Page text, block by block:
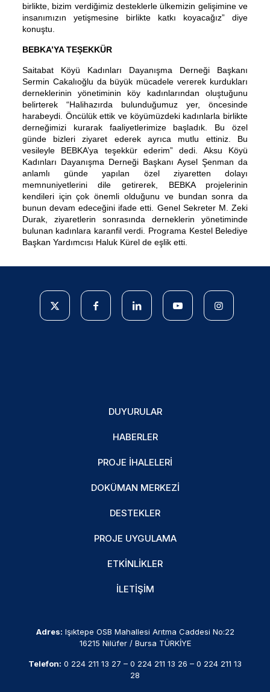
birlikte, bizim verdiğimiz desteklerle ülkemizin gelişimine ve
insanımızın yetişmesine birlikte katkı koyacağız” diye
konuştu.
BEBKA’YA TEŞEKKÜR
Saitabat Köyü Kadınları Dayanışma Derneği Başkanı
Sermin Cakalıoğlu da büyük mücadele vererek kurdukları
derneklerinin yönetiminin köy kadınlarından oluştuğunu
belirterek “Halihazırda bulunduğumuz yer, öncesinde
harabeydi. Öncülük ettik ve köyümüzdeki kadınlarla birlikte
derneğimizi kurarak faaliyetlerimize başladık. Bu özel
günde bizleri ziyaret ederek ayrıca mutlu ettiniz. Bu
vesileyle BEBKA’ya teşekkür ederim” dedi. Aksu Köyü
Kadınları Dayanışma Derneği Başkanı Aysel Şenman da
anlamlı günde yapılan özel ziyaretten dolayı
memnuniyetlerini dile getirerek, BEBKA projelerinin
kendileri için çok önemli olduğunu ve bundan sonra da
bunun devam edeceğini ifade etti. Genel Sekreter M. Zeki
Durak, ziyaretlerin sonrasında derneklerin yönetiminde
bulunan kadınlara karanfil verdi. Programa Kestel Belediye
Başkan Yardımcısı Haluk Kürel de eşlik etti.
DUYURULAR
HABERLER
PROJE İHALELERI
DOKÜMAN MERKEZI
DESTEKLER
PROJE UYGULAMA
ETKINLIKLER
İLETIŞIM
Adres: Işıktepe OSB Mahallesi Arıtma Caddesi No:22
16215 Nilüfer / Bursa TÜRKİYE
Telefon: 0 224 211 13 27 – 0 224 211 13 26 – 0 224 211 13
28